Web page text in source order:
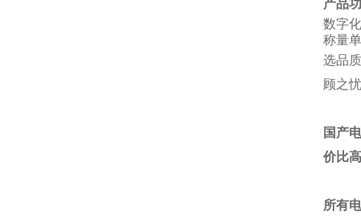
产品
数字
称量
选品
顾之
国产
价比
所有